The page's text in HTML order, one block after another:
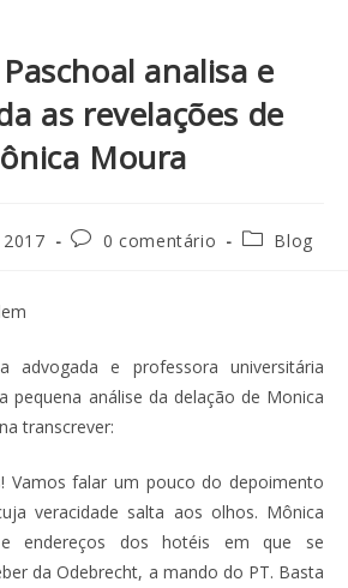
analisa e
as revelações de
Moura
0 comentário Blog
advogada e professora universitária
pequena análise da delação de Monica
transcrever:
Vamos falar um pouco do depoimento
veracidade salta aos olhos. Mônica
endereços dos hotéis em que se
da Odebrecht, a mando do PT. Basta